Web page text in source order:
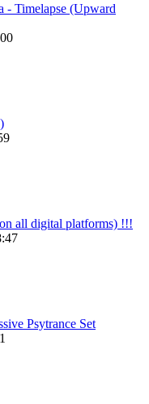
- Timelapse (Upward
all digital platforms) !!!
Psytrance Set